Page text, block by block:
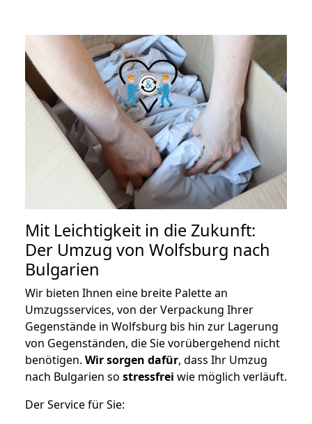
Mit Leichtigkeit in die Zukunft:
Der Umzug von Wolfsburg nach
Bulgarien
Wir bieten Ihnen eine breite Palette an
Umzugsservices, von der Verpackung Ihrer
Gegenstände in Wolfsburg bis hin zur Lagerung
von Gegenständen, die Sie vorübergehend nicht
benötigen. Wir sorgen dafür, dass Ihr Umzug
nach Bulgarien so stressfrei wie möglich verläuft.
Der Service für Sie: